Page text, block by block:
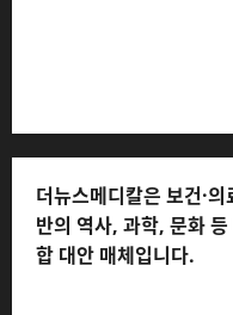
더뉴스메디칼은 보건·
반의 역사, 과학, 문화
합 대안 매체입니다.